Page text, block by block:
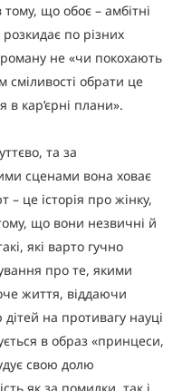
що обоє – амбітні
по різних
не «чи покохають
сміливості обрати це
в кар’єрні плани».
та за
сценами вона ховає
– це історія про жінку,
що вони незвичні й
які варто гучно
про те, якими
життя, віддаючи
на противагу науці
в образ «принцеси,
свою долю